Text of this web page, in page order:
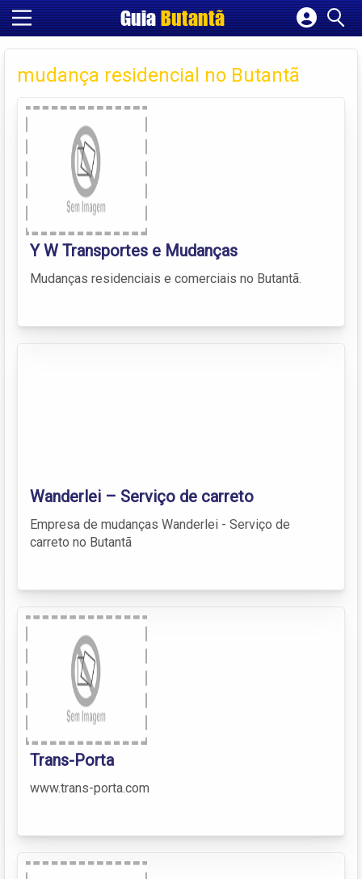
GuiaButantã
Cadastrar empresa
Criar conta
mudança residencial no Butantã
Y W Transportes e Mudanças
Mudanças residenciais e comerciais no Butantã.
Wanderlei – Serviço de carreto
Empresa de mudanças Wanderlei - Serviço de
carreto no Butantã
Trans-Porta
www.trans-porta.com